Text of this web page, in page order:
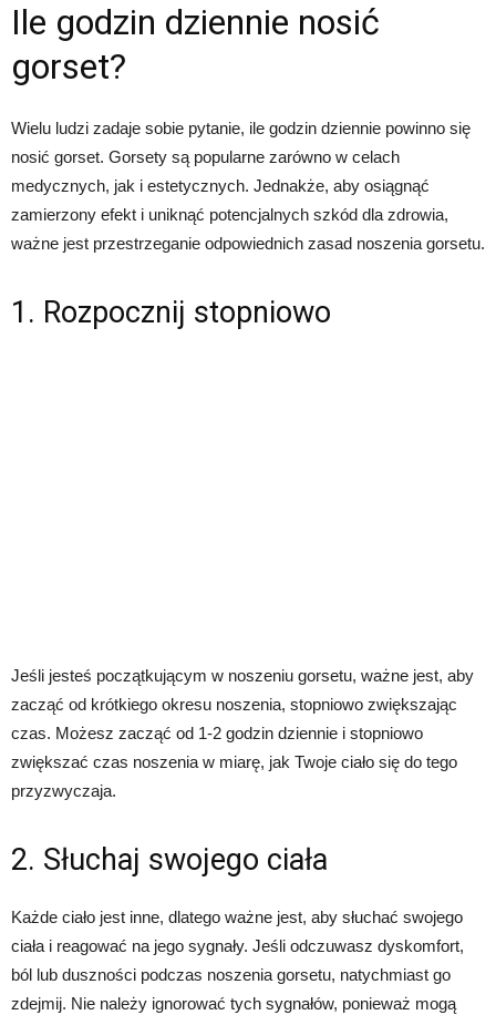
Ile godzin dziennie nosić
gorset?
Wielu ludzi zadaje sobie pytanie, ile godzin dziennie powinno się
nosić gorset. Gorsety są popularne zarówno w celach
medycznych, jak i estetycznych. Jednakże, aby osiągnąć
zamierzony efekt i uniknąć potencjalnych szkód dla zdrowia,
ważne jest przestrzeganie odpowiednich zasad noszenia gorsetu.
1. Rozpocznij stopniowo
Jeśli jesteś początkującym w noszeniu gorsetu, ważne jest, aby
zacząć od krótkiego okresu noszenia, stopniowo zwiększając
czas. Możesz zacząć od 1-2 godzin dziennie i stopniowo
zwiększać czas noszenia w miarę, jak Twoje ciało się do tego
przyzwyczaja.
2. Słuchaj swojego ciała
Każde ciało jest inne, dlatego ważne jest, aby słuchać swojego
ciała i reagować na jego sygnały. Jeśli odczuwasz dyskomfort,
ból lub duszności podczas noszenia gorsetu, natychmiast go
zdejmij. Nie należy ignorować tych sygnałów, ponieważ mogą